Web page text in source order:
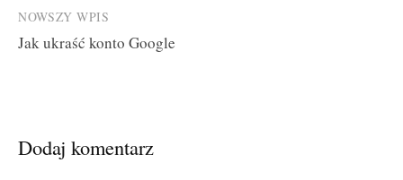
NOWSZY WPIS
Jak ukraść konto Google
Dodaj komentarz